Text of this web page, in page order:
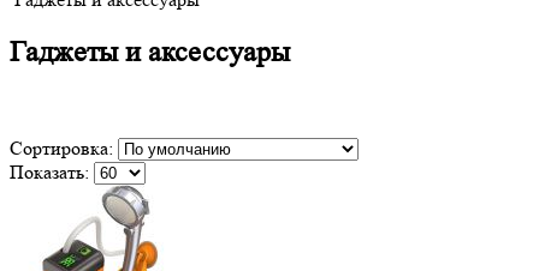
Гаджеты и аксессуары
Сортировка:
Показать: